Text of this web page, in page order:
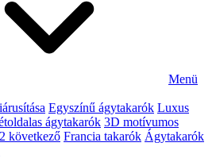
Menü
Egyszínű ágytakarók Luxus
ágytakarók 3D motívumos
következő Francia takarók Ágytakarók